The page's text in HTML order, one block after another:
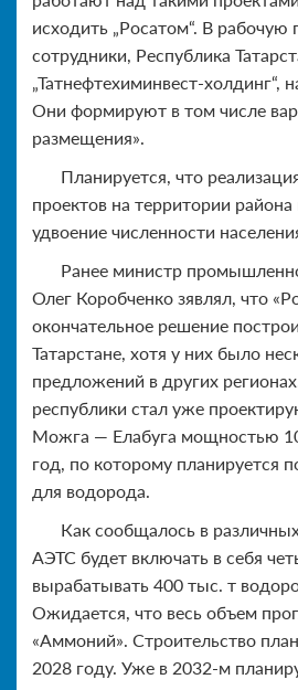
исходить „Росатом“. В рабочую
сотрудники, Республика
„Татнефтехиминвест-холдинг“,
Они формируют в том числе
размещения».
Планируется, что
проектов на территории
удвоение численности
Ранее министр
Олег Коробченко зявлял, что
окончательное решение
Татарстане, хотя у них было
предложений в других
республики стал уже
Можга — Елабуга мощностью
год, по которому планируется
для водорода.
Как сообщалось в
АЭТС будет включать в себя
вырабатывать 400 тыс. т
Ожидается, что весь объем
«Аммоний». Строительство
2028 году. Уже в 2032-м